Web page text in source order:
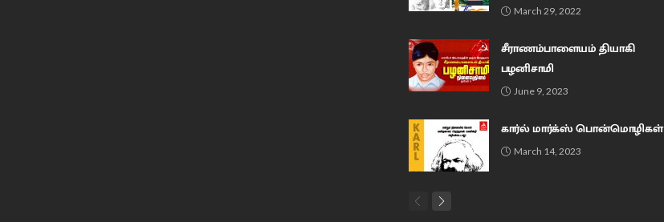
March 29, 2022
சீராணம்பாளையம் தியாகி
பழனிசாமி
June 9, 2023
கார்ல் மார்க்ஸ் பொன்மொழிகள்
March 14, 2023